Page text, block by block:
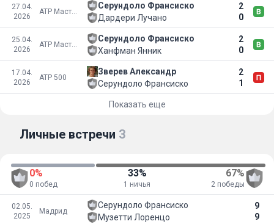
27.04.
2026
ATP Мастерс 1000
Серундоло Франсиско
2
0
Дардери Лучано
25.04.
2026
ATP Мастерс 1000
Серундоло Франсиско
2
0
Ханфман Янник
17.04.
2026
ATP 500
Зверев Александр
2
1
Серундоло Франсиско
Показать еще
Личные встречи 3
0%
0 побед
33%
1 ничья
67%
2 победы
02.05.
2025
Мадрид
Серундоло Франсиско
9
9
Музетти Лоренцо